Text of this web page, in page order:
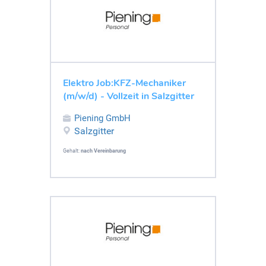
Elektro Job:KFZ-Mechaniker
(m/w/d) - Vollzeit in Salzgitter
Piening GmbH
Salzgitter
Gehalt: nach Vereinbarung